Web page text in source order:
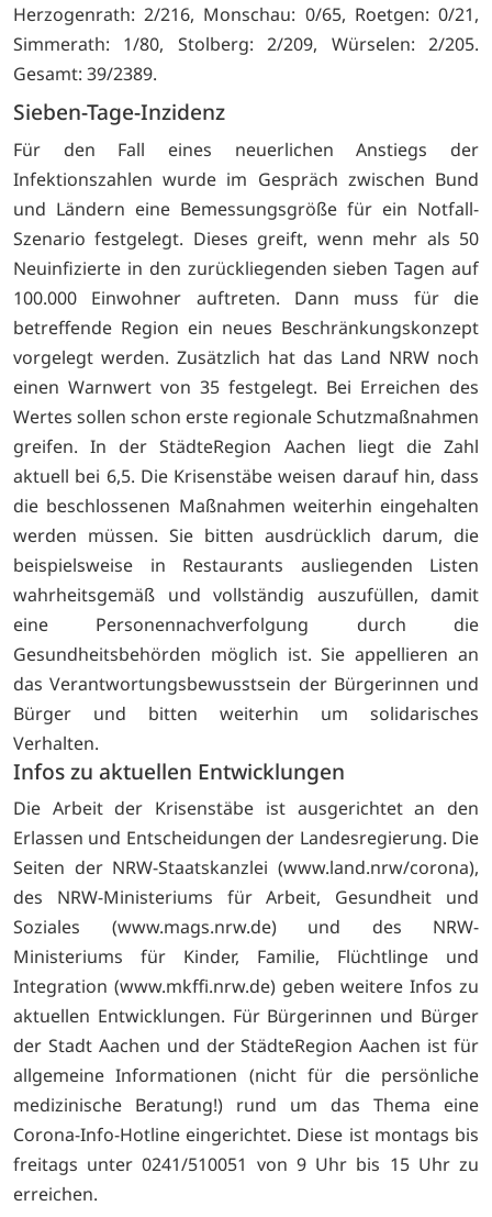
Herzogenrath: 2/216, Monschau: 0/65, Roetgen: 0/21,
Simmerath: 1/80, Stolberg: 2/209, Würselen: 2/205.
Gesamt: 39/2389.
Sieben-Tage-Inzidenz
Für den Fall eines neuerlichen Anstiegs der
Infektionszahlen wurde im Gespräch zwischen Bund
und Ländern eine Bemessungsgröße für ein Notfall-
Szenario festgelegt. Dieses greift, wenn mehr als 50
Neuinfizierte in den zurückliegenden sieben Tagen auf
100.000 Einwohner auftreten. Dann muss für die
betreffende Region ein neues Beschränkungskonzept
vorgelegt werden. Zusätzlich hat das Land NRW noch
einen Warnwert von 35 festgelegt. Bei Erreichen des
Wertes sollen schon erste regionale Schutzmaßnahmen
greifen. In der StädteRegion Aachen liegt die Zahl
aktuell bei 6,5. Die Krisenstäbe weisen darauf hin, dass
die beschlossenen Maßnahmen weiterhin eingehalten
werden müssen. Sie bitten ausdrücklich darum, die
beispielsweise in Restaurants ausliegenden Listen
wahrheitsgemäß und vollständig auszufüllen, damit
eine Personennachverfolgung durch die
Gesundheitsbehörden möglich ist. Sie appellieren an
das Verantwortungsbewusstsein der Bürgerinnen und
Bürger und bitten weiterhin um solidarisches
Verhalten.
Infos zu aktuellen Entwicklungen
Die Arbeit der Krisenstäbe ist ausgerichtet an den
Erlassen und Entscheidungen der Landesregierung. Die
Seiten der NRW-Staatskanzlei (www.land.nrw/corona),
des NRW-Ministeriums für Arbeit, Gesundheit und
Soziales (www.mags.nrw.de) und des NRW-
Ministeriums für Kinder, Familie, Flüchtlinge und
Integration (www.mkffi.nrw.de) geben weitere Infos zu
aktuellen Entwicklungen. Für Bürgerinnen und Bürger
der Stadt Aachen und der StädteRegion Aachen ist für
allgemeine Informationen (nicht für die persönliche
medizinische Beratung!) rund um das Thema eine
Corona-Info-Hotline eingerichtet. Diese ist montags bis
freitags unter 0241/510051 von 9 Uhr bis 15 Uhr zu
erreichen.